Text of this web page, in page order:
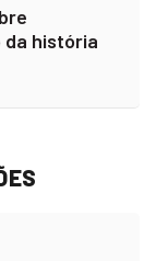
da história